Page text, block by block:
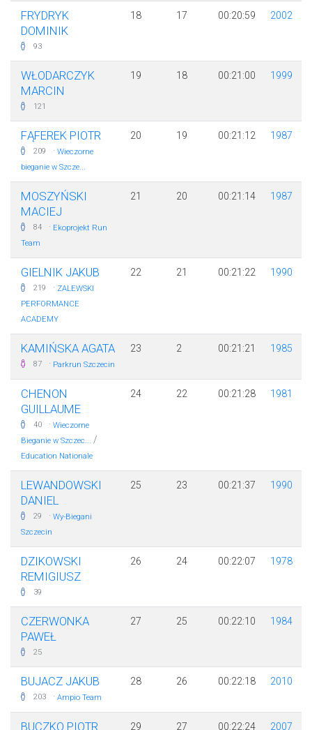
FRYDRYK
DOMINIK
93
18 17 00:20:59 2002
WŁODARCZYK
MARCIN
121
19 18 00:21:00 1999
FĄFEREK PIOTR
209 · Wieczorne
bieganie w Szcze...
20 19 00:21:12 1987
MOSZYŃSKI
MACIEJ
84 · Ekoprojekt Run
Team
21 20 00:21:14 1987
GIELNIK JAKUB
219 · ZALEWSKI
PERFORMANCE
ACADEMY
22 21 00:21:22 1990
KAMIŃSKA AGATA
87 · Parkrun Szczecin
23 2 00:21:21 1985
CHENON
GUILLAUME
40 · Wieczorne
Bieganie w Szczec... /
Education Nationale
24 22 00:21:28 1981
LEWANDOWSKI
DANIEL
29 · Wy-Biegani
Szczecin
25 23 00:21:37 1990
DZIKOWSKI
REMIGIUSZ
39
26 24 00:22:07 1978
CZERWONKA
PAWEŁ
25
27 25 00:22:10 1984
BUJACZ JAKUB
203 · Ampio Team
28 26 00:22:18 2010
BUCZKO PIOTR 29 27 00:22:24 2007